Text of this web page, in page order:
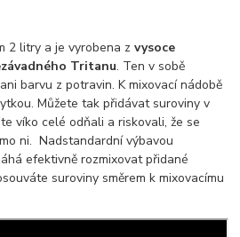
2 litry a je vyrobena zvysoce
Tritanu. Ten v sobě
barvu z potravin. K mixovací nádobě
Můžete tak přidávat suroviny v
víko celé odňali a riskovali, že se
ni. Nadstandardní výbavou
efektivně rozmixovat přidané
suroviny směrem k mixovacímu